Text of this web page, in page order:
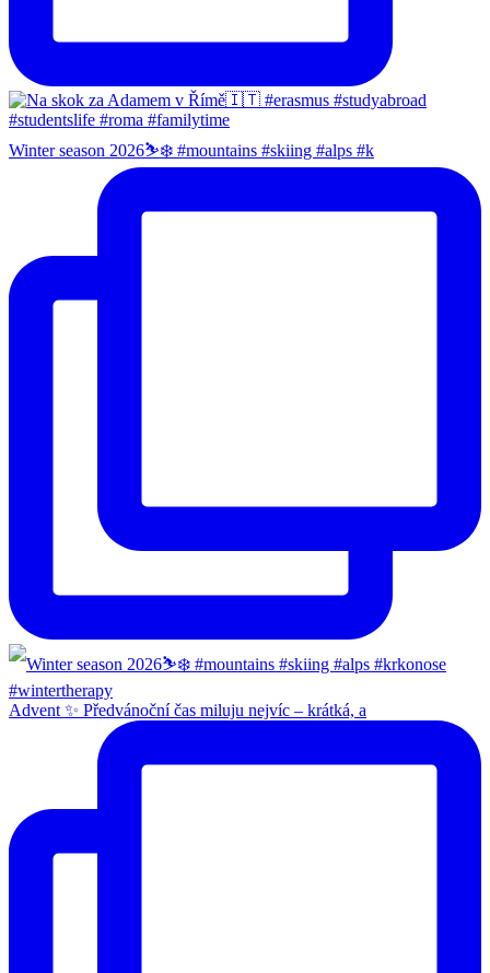
Winter season 2026⛷️❄️ #mountains #skiing #alps #k
Advent ✨ Předvánoční čas miluju nejvíc – krátká, a